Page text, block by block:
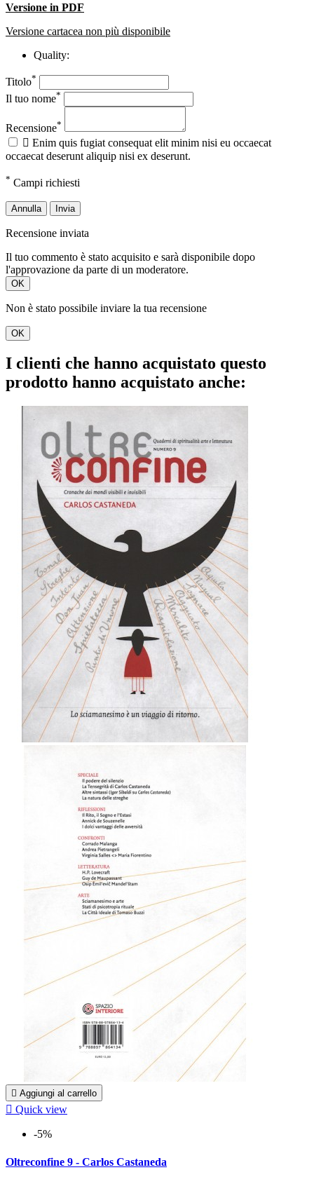
Versione in PDF
Versione cartacea non più disponibile
Quality:
Titolo*
Il tuo nome*
Recensione*
 Enim quis fugiat consequat elit minim nisi eu occaecat
occaecat deserunt aliquip nisi ex deserunt.
* Campi richiesti
Annulla Invia
Recensione inviata
Il tuo commento è stato acquisito e sarà disponibile dopo
l'approvazione da parte di un moderatore.
OK
Non è stato possibile inviare la tua recensione
OK
I clienti che hanno acquistato questo
prodotto hanno acquistato anche:
 Aggiungi al carrello
 Quick view
-5%
Oltreconfine 9 - Carlos Castaneda